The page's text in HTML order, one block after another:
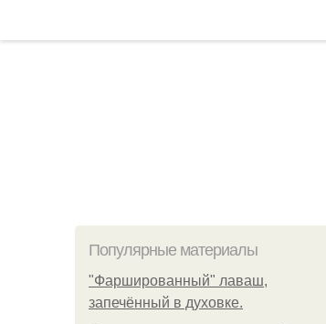
Популярные материалы
"Фаршированный" лаваш,
запечённый в духовке.